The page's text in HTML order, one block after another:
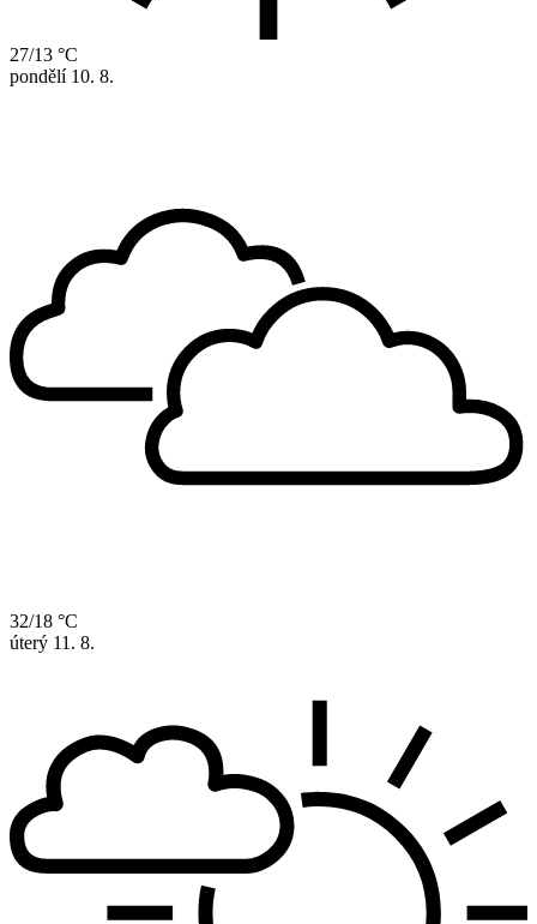
27/13 °C
pondělí 10. 8.
32/18 °C
úterý 11. 8.